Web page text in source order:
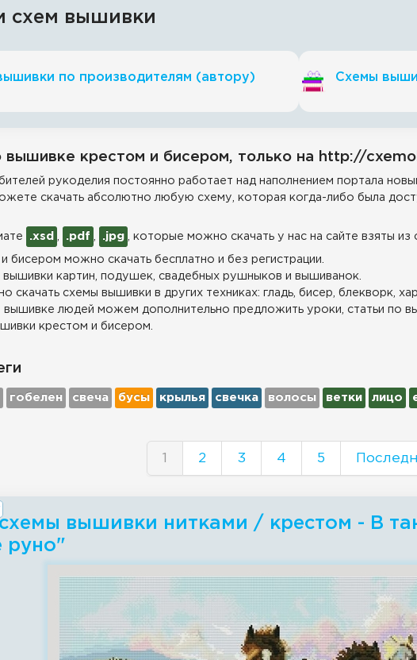
схем вышивки
по производителям (автору) Схемы
вышивке крестом и бисером, только на http://
рукоделия постоянно работает над наполнением портала
скачать абсолютно любую схему, которая когда-либо была
.xsd .pdf .jpg , которые можно скачать у нас на сайте взяты
бисером можно скачать бесплатно и без регистрации.
картин, подушек, свадебных рушныков и вышиванок.
скачать схемы вышивки в других техниках: гладь, бисер, блекворк,
вышивке людей можем дополнительно предложить уроки, статьи по
крестом и бисером.
гобелен свеча бусы крылья свечка волосы ветки лицо
1 2 3 4 5
вышивки нитками / крестом - В
руно"